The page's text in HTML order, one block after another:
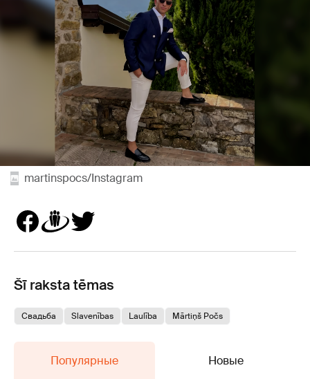
martinspocs/Instagram
Šī raksta tēmas
Свадьба Slavenības Laulība Mārtiņš Počs
Популярные Новые